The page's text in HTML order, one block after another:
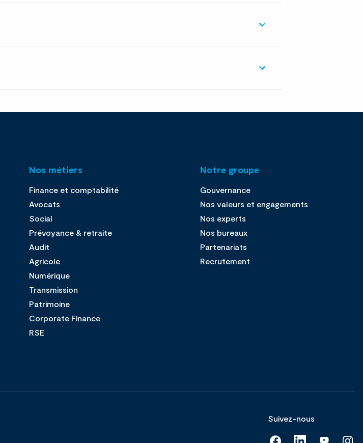
Nos métiers
Finance et comptabilité
Avocats
Social
Prévoyance & retraite
Audit
Agricole
Numérique
Transmission
Patrimoine
Corporate Finance
RSE
Notre groupe
Gouvernance
Nos valeurs et engagements
Nos experts
Nos bureaux
Partenariats
Recrutement
Suivez-nous